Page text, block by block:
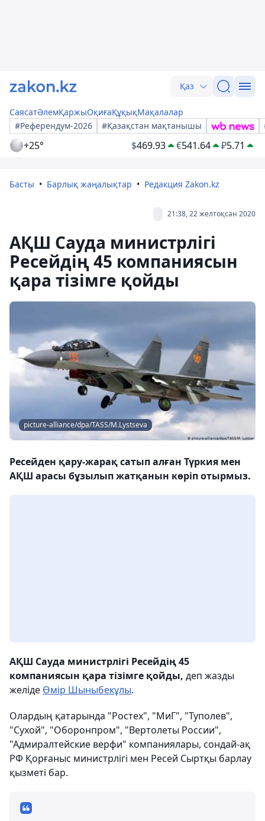
Қаз
СаясатӘлемҚаржыОқиғаҚұқықМақалалар
#Референдум-2026
#Қазақстан мақтанышы
+25° $469.93 €541.64 ₽5.71
Басты Барлық жаңалықтар Редакция Zakon.kz
21:38, 22 желтоқсан 2020
АҚШ Сауда министрлігі
Ресейдің 45 компаниясын
қара тізімге қойды
picture-alliance/dpa/TASS/M.Lystseva
Ресейден қару-жарақ сатып алған Түркия мен
АҚШ арасы бұзылып жатқанын көріп отырмыз.
АҚШ Сауда министрлігі Ресейдің 45
компаниясын қара тізімге қойды, деп жазды
желіде Өмір Шыныбекұлы.
Олардың қатарында "Ростех", "МиГ", "Туполев",
"Сухой", "Оборонпром", "Вертолеты России",
"Адмиралтейские верфи" компаниялары, сондай-ақ
РФ Қорғаныс министрлігі мен Ресей Сыртқы барлау
қызметі бар.